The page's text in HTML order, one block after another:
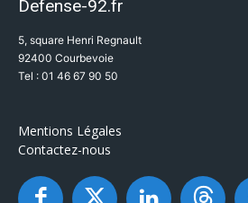
Defense-92.fr
5, square Henri Regnault
92400 Courbevoie
Tel : 01 46 67 90 50
Mentions Légales
Contactez-nous